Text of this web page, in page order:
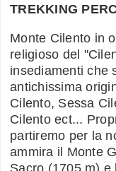
TREKKING
Monte Cilento in
religioso del
insediamenti che
antichissima
Cilento, Sessa
Cilento ect...
partiremo per la
ammira il Monte
Sacro (1705 m) e